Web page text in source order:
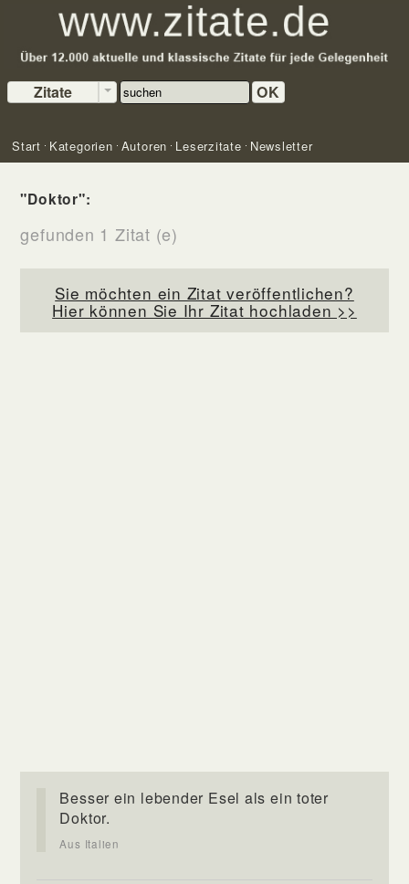
Zitate OK
Start Kategorien Autoren Leserzitate Newsletter
"Doktor":
gefunden 1 Zitat (e)
Sie möchten ein Zitat veröffentlichen?
Hier können Sie Ihr Zitat hochladen >>
Besser ein lebender Esel als ein toter
Doktor.
Aus Italien